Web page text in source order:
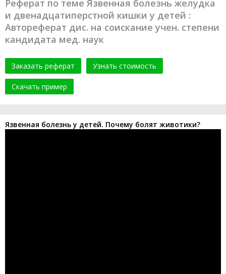
Реферат по теме Язвенная болезнь желудка
и двенадцатиперстной кишки у детей :
Автореферат дис. на соискание учен. степени
кандидата мед. наук
Заказать реферат Узнать стоимость
Скачать пример
Язвенная болезнь у детей. Почему болят животики?